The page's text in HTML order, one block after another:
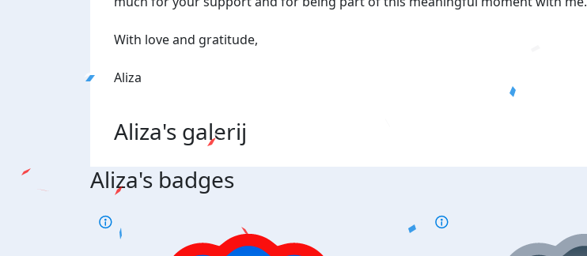
With love and gratitude,
Aliza
Aliza's galerij
Aliza's badges